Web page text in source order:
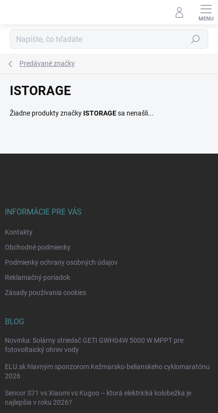
Hľadať
Predávané značky
ISTORAGE
Žiadne produkty značky ISTORAGEsa nenašli...
INFORMÁCIE PRE VÁS
Kontakty
Obchodné podmienky
Podmienky ochrany osobných údajov
Reklamačný poriadok
Zásady používania cookies
BLOG
Novinka: Solárny striedač GETI GWH04W 5000 W MPPT pre
fotovoltaický ohrev vody
ELU.sk hlavným sponzorom Kežmarsko-belianskeho cyklomaratónu
2026
Sencor S71 vs Xiaomi vs Kugoo – ktorá elektrická kolobežka je
najlepšia v roku 2026?